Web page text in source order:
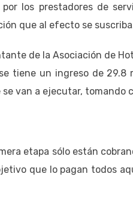
los prestadores de
que al efecto se
de la Asociación de
tiene un ingreso de
van a ejecutar, tomando
etapa sólo están
que lo pagan todos